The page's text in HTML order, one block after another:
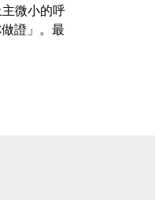
微小的呼
證」。最